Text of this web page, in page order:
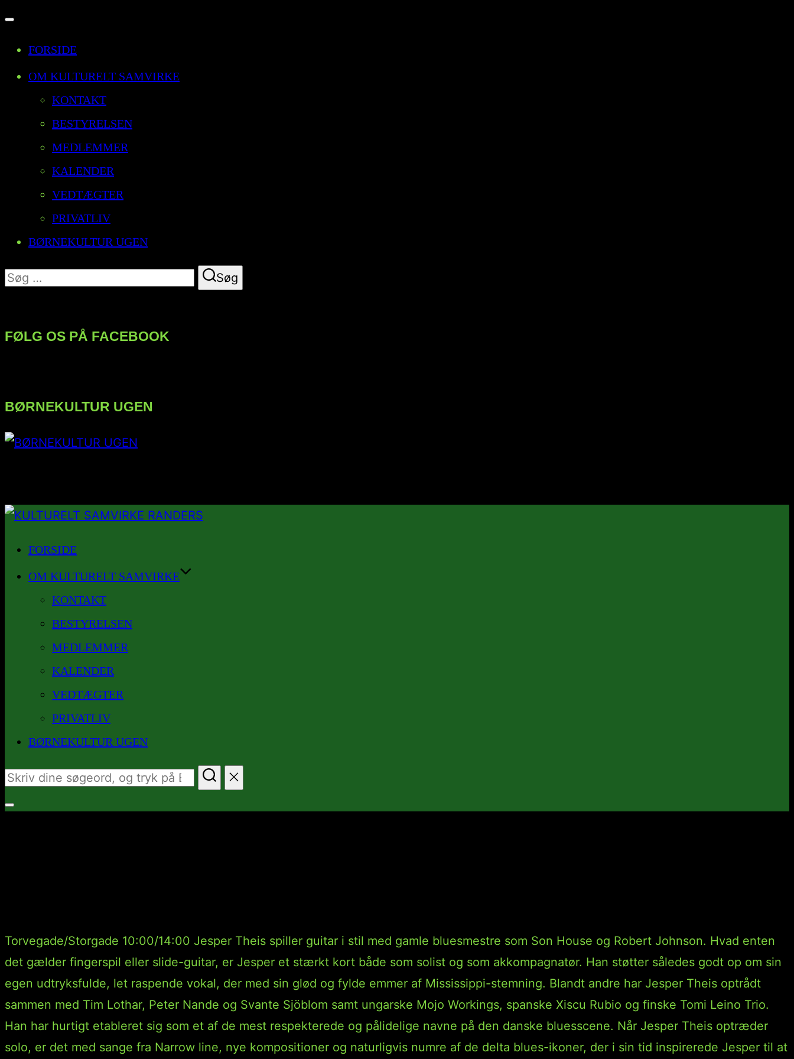
navigation
til/fra
FORSIDE
OM KULTURELT SAMVIRKE
KONTAKT
BESTYRELSEN
MEDLEMMER
KALENDER
VEDTÆGTER
PRIVATLIV
BØRNEKULTUR UGEN
Søg
Søg
FØLG OS PÅ FACEBOOK
BØRNEKULTUR UGEN
Videre
indhold
FORSIDE
OM KULTURELT SAMVIRKE
KONTAKT
BESTYRELSEN
MEDLEMMER
KALENDER
VEDTÆGTER
PRIVATLIV
BØRNEKULTUR UGEN
Søg
Slå
Torvegade/Storgade 10:00/14:00 Jesper Theis spiller guitar i stil med gamle bluesmestre som Son House og Robert Johnson. Hvad enten
det gælder fingerspil eller slide-guitar, er Jesper et stærkt kort både som solist og som akkompagnatør. Han støtter således godt op om sin
egen udtryksfulde, let raspende vokal, der med sin glød og fylde emmer af Mississippi-stemning. Blandt andre har Jesper Theis optrådt
sammen med Tim Lothar, Peter Nande og Svante Sjöblom samt ungarske Mojo Workings, spanske Xiscu Rubio og finske Tomi Leino Trio.
Han har hurtigt etableret sig som et af de mest respekterede og pålidelige navne på den danske bluesscene. Når Jesper Theis optræder
solo, er det med sange fra Narrow line, nye kompositioner og naturligvis numre af de delta blues-ikoner, der i sin tid inspirerede Jesper til at